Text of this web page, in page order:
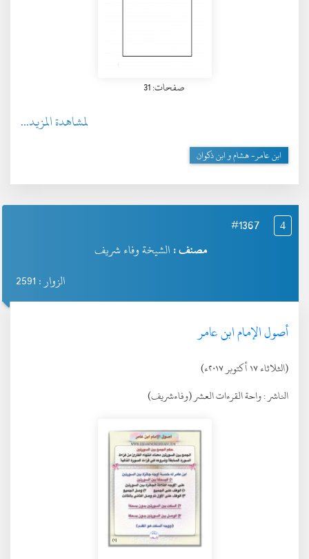
صفحات: 31
لمشاهدة المزيد...
ابن عامر- هشام و ابن ذكوان
4
#1367
مصنف : الشيخة وفاء شريف
الزوار : 2591
أصول الإمام ابن عامر
(الثلاثاء ١٧ أكتوبر ٢٠١٧ء)
الناشر :واحة القرءات العشر (وفاءشريف)